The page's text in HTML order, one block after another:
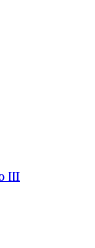
III